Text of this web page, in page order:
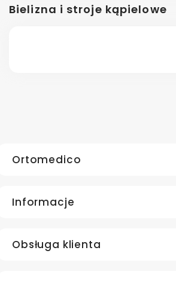
Bielizna i stroje kąpielowe
Ortomedico
Informacje
Obsługa klienta